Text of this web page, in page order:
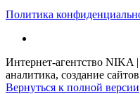
Политика
Интернет-агентство NIKA
аналитика, создание сайтов
Вернуться к полной версии